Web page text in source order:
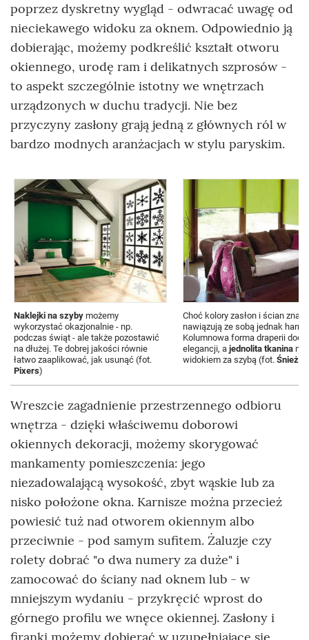
poprzez dyskretny wygląd - odwracać uwagę od
nieciekawego widoku za oknem. Odpowiednio ją
dobierając, możemy podkreślić kształt otworu
okiennego, urodę ram i delikatnych szprosów -
to aspekt szczególnie istotny we wnętrzach
urządzonych w duchu tradycji. Nie bez
przyczyny zasłony grają jedną z głównych ról w
bardzo modnych aranżacjach w stylu paryskim.
Naklejki na szyby możemy
wykorzystać okazjonalnie - np.
podczas świąt - ale także pozostawić
na dłużej. Te dobrej jakości równie
łatwo zaaplikować, jak usunąć (fot.
Pixers)
Choć kolory zasłon i ścian
nawiązują ze sobą jednak
Kolumnowa forma draperii
elegancji, a jednolita tkanina nie
widokiem za szybą (fot. Śnieżka
Wreszcie zagadnienie przestrzennego odbioru
wnętrza - dzięki właściwemu doborowi
okiennych dekoracji, możemy skorygować
mankamenty pomieszczenia: jego
niezadowalającą wysokość, zbyt wąskie lub za
nisko położone okna. Karnisze można przecież
powiesić tuż nad otworem okiennym albo
przeciwnie - pod samym sufitem. Żaluzje czy
rolety dobrać "o dwa numery za duże" i
zamocować do ściany nad oknem lub - w
mniejszym wydaniu - przykręcić wprost do
górnego profilu we wnęce okiennej. Zasłony i